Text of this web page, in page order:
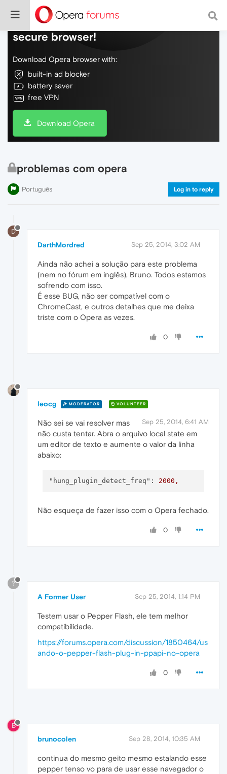
Do more on the web, with a fast and
secure browser!
Download Opera browser with:
built-in ad blocker
battery saver
free VPN
Download Opera
problemas com opera
Português Log in to reply
D
DarthMordred Sep 25, 2014, 3:02 AM
Ainda não achei a solução para este problema
(nem no fórum em inglês), Bruno. Todos estamos
sofrendo com isso.
É esse BUG, não ser compatível com o
ChromeCast, e outros detalhes que me deixa
triste com o Opera as vezes.
0
leocg MODERATOR VOLUNTEER
Sep 25, 2014, 6:41 AM
Não sei se vai resolver mas
não custa tentar. Abra o arquivo local state em
um editor de texto e aumente o valor da linha
abaixo:
"hung_plugin_detect_freq": 2000 ,
Não esqueça de fazer isso com o Opera fechado.
0
?
A Former User Sep 25, 2014, 1:14 PM
Testem usar o Pepper Flash, ele tem melhor
compatibilidade.
https://forums.opera.com/discussion/1850464/us
ando-o-pepper-flash-plug-in-ppapi-no-opera
0
B
brunocolen Sep 28, 2014, 10:35 AM
continua do mesmo geito mesmo estalando esse
pepper tenso vo para de usar esse navegador o